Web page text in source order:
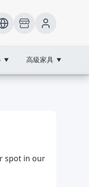
▼ 高級家具 ▼
spot in our